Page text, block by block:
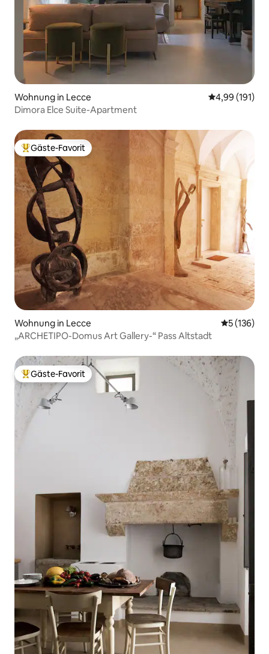
Wohnung in Lecce
4,99 (191)
Dimora Elce Suite-Apartment
Beliebter Gäste-Favorit.
Gäste-Favorit
Wohnung in Lecce
5 (136)
„ARCHETIPO-Domus Art Gallery-“ Pass Altstadt
Beliebter Gäste-Favorit.
Gäste-Favorit